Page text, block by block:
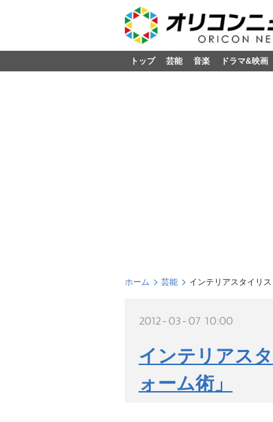
トップ 芸能 音楽 ドラマ&映画
ホーム 芸能 インテリアスタイリ
2012-03-07 10:00
インテリアス
ォーム術」